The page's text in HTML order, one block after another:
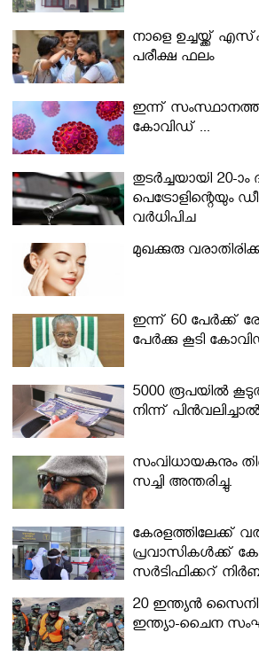
നാളെ ഉച്ചയ്ക്ക്
പരീക്ഷ ഫലം
ഇന്ന് സംസ്ഥാനത്ത്
കോവിഡ് ...
തുടർച്ചയായി 20-
പെട്രോളിന്റെയും
വര്‍ധിപ്പിച്ചു
മുഖക്കുരു
ഇന്ന് 60 പേർക്ക്
പേര്‍ക്കു കൂടി
5000 രൂപയിൽ
നിന്ന്
സംവിധായകനും
സച്ചി അന്തരിച്ചു.
കേരളത്തിലേക്ക്
പ്രവാസികള്‍ക്ക്
സര്‍ട്ടിഫിക്കറ്റ്
മന്ത്രിസഭ
20 ഇന്ത്യൻ
ഇന്ത്യാ-ചൈന